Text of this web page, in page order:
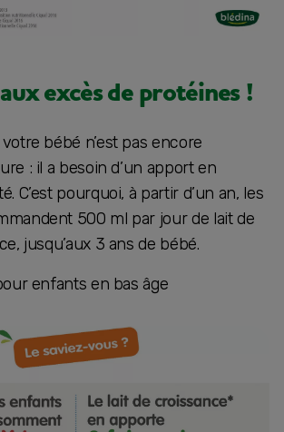
excès de protéines !
votre bébé n’est pas encore
: il a besoin d’un apport en
C’est pourquoi, à partir d’un an, les
500 ml par jour de lait de
jusqu’aux 3 ans de bébé.
enfants en bas âge